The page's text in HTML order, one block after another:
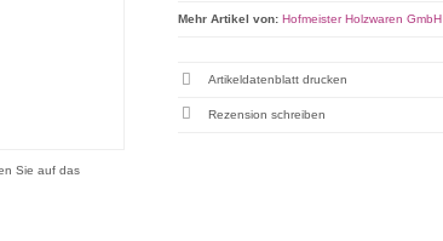
Sie auf das
Mehr Artikel von: Hofmeister Holzwaren GmbH
Artikeldatenblatt drucken
Rezension schreiben